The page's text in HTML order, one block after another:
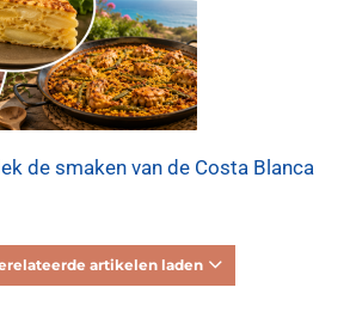
de smaken van de Costa Blanca
artikelen laden